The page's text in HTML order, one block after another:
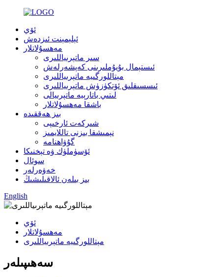
ئۆي
ئېلېمېنت ئىزدەش
مەھسۇلاتلار
سىر ماتېرىياللىرى
ئىستېمال بۇيۇملىرىنى كەپشەرلەش
مېتاللورگىيە ماتېرىياللىرى
ئىسسىقلىق ئۆتكۈزۈش ماتېرىياللىرى
لىتىي باتارېيە ماتېرىيالى
باشقا مەھسۇلاتلار
بىز ھەققىدە
شىركەت ئارخىپى
نېمىشقا بىزنى تاللايمىز
گۇۋاھنامە
ئۆسۈملۈك ۋە تېخنىكا
سوئال
خەۋەرلەر
بىز بىلەن ئالاقىلىشىڭ
English
ئۆي
مەھسۇلاتلار
مېتاللورگىيە ماتېرىياللىرى
سەھىپىلەر